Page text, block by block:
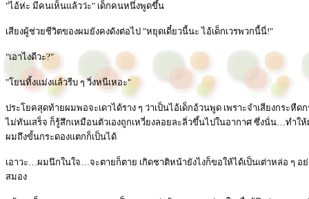
"ไอ้ห่ะ มีคนเห็นแล้วว่ะ" เด็กคนหนึ่งพูดขึ้น
เสียงผู้ช่วยชีวิตของผมยังคงดังต่อไป "หยุดเดี๋ยวนี้นะ ไอ้เด็กเวรพวกนี้นี่!"
"เอาไงดีวะ?"
"โยนทิ้งแม่งแล้วรีบ ๆ วิ่งหนีเหอะ"
ประโยคสุดท้ายผมพอจะเดาได้ราง ๆ ว่าเป็นไอ้เด็กอ้วนพูด เพราะจำเสียงกระ
ไม่ทันเสร็จ ก็รู้สึกเหมือนตัวเองถูกเหวี่ยงลอยละลิ่วขึ้นไปในอากาศ ซึ่งนั่น…ทำให้
ผมถึงขั้นกระดองแตกก็เป็นได้
เอาวะ…ผมนึกในใจ…จะตายก็ตาย เกิดชาติหน้ายังไงก็ขอให้ได้เป็นเต่าหล่อ ๆ อ
สมอง